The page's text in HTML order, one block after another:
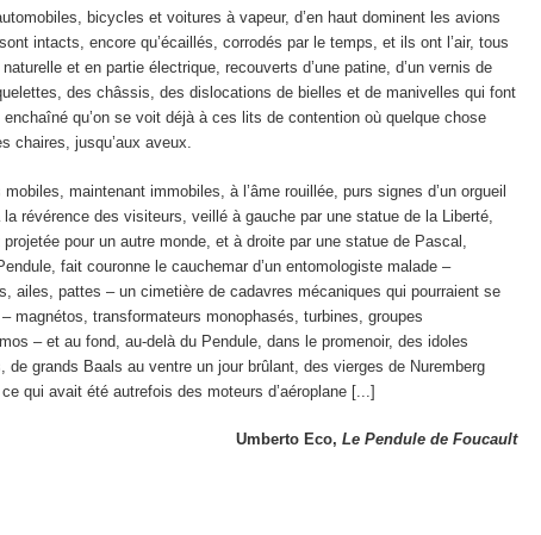
bicycles et voitures à vapeur, d’en haut dominent les avions
intacts, encore qu’écaillés, corrodés par le temps, et ils ont l’air, tous
et en partie électrique, recouverts d’une patine, d’un vernis de
des châssis, des dislocations de bielles et de manivelles qui font
qu’on se voit déjà à ces lits de contention où quelque chose
chaires, jusqu’aux aveux.
maintenant immobiles, à l’âme rouillée, purs signes d’un orgueil
révérence des visiteurs, veillé à gauche par une statue de la Liberté,
pour un autre monde, et à droite par une statue de Pascal,
fait couronne le cauchemar d’un entomologiste malade –
ailes, pattes – un cimetière de cadavres mécaniques qui pourraient se
magnétos, transformateurs monophasés, turbines, groupes
– et au fond, au-delà du Pendule, dans le promenoir, des idoles
grands Baals au ventre un jour brûlant, des vierges de Nuremberg
qui avait été autrefois des moteurs d’aéroplane [...]
Umberto Eco,Le Pendule de Foucault